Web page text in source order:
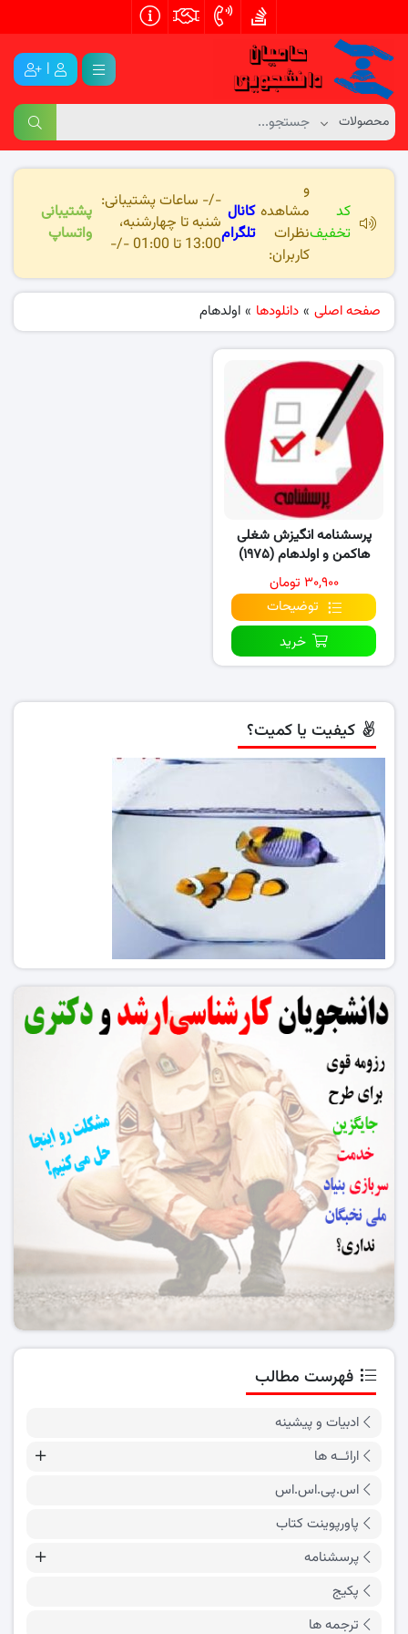
|
کد
تخفیف
و
مشاهده
نظرات
کاربران:
کانال
تلگرام
-/- ساعات پشتیبانی:
شنبه تا چهارشنبه،
13:00 تا 01:00 -/-
پشتیبانی
واتساپ
صفحه اصلی » دانلودها » اولدهام
پرسشنامه انگیزش شغلی
هاکمن و اولدهام (۱۹۷۵)
۳۰,۹۰۰ تومان
توضیحات
خرید
کیفیت یا کمیت؟
فهرست مطالب
ادبیات و پیشینه
ارائــه ها
اس.پی.اس.اس
پاورپوینت کتاب
پرسشنامه
پکیج
ترجمه ها